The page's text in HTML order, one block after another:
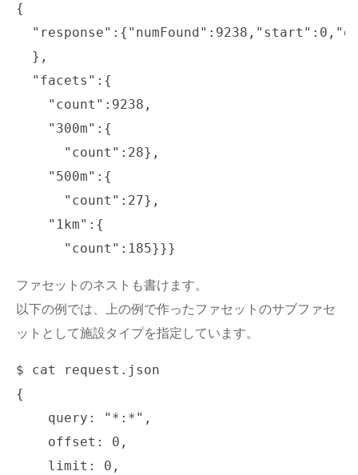
{
  },
  "facets":{
    "count":9238,
    "300m":{
      "count":28},
    "500m":{
      "count":27},
    "1km":{
ファセットのネストも書けます。
以下の例では、上の例で作ったファセットのサブファセ
ットとして施設タイプを指定しています。
$ cat request.json
{
    query: "*:*",
    offset: 0,
    limit: 0,